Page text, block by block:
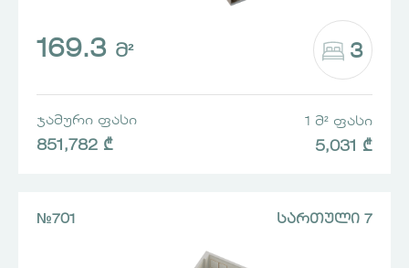
169.3 Მ² 3
ᲯᲐᲛᲣᲠᲘ ᲤᲐᲡᲘ
851,782 ₾
1 Მ² ᲤᲐᲡᲘ
5,031 ₾
№701 ᲡᲐᲠᲗᲣᲚᲘ 7